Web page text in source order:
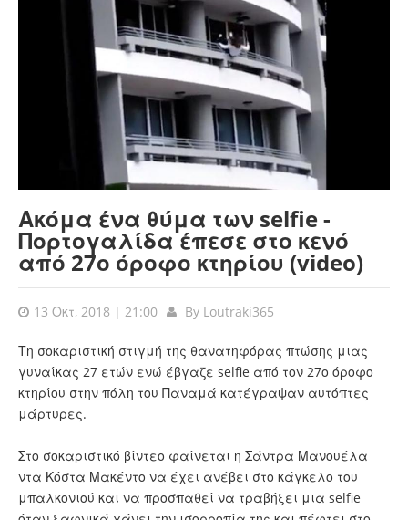
Ακόμα ένα θύμα των selfie -
Πορτογαλίδα έπεσε στο κενό
από 27ο όροφο κτηρίου (video)
13 Οκτ, 2018 | 21:00 By Loutraki365
Τη σοκαριστική στιγμή της θανατηφόρας πτώσης μιας
γυναίκας 27 ετών ενώ έβγαζε selfie από τον 27ο όροφο
κτηρίου στην πόλη του Παναμά κατέγραψαν αυτόπτες
μάρτυρες.
Στο σοκαριστικό βίντεο φαίνεται η Σάντρα Μανουέλα
ντα Κόστα Μακέντο να έχει ανέβει στο κάγκελο του
μπαλκονιού και να προσπαθεί να τραβήξει μια selfie